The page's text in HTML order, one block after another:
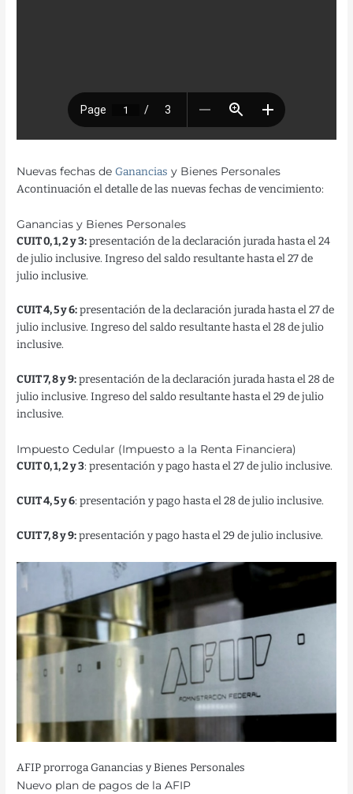
Nuevas fechas deGanancias y Bienes Personales
Acontinuación el detalle de las nuevas fechas de vencimiento:
Ganancias y Bienes Personales
CUIT 0, 1, 2 y 3:presentación de la declaración jurada hasta el 24
de julio inclusive. Ingreso del saldo resultante hasta el 27 de
julio inclusive.
CUIT 4, 5 y 6:presentación de la declaración jurada hasta el 27 de
julio inclusive. Ingreso del saldo resultante hasta el 28 de julio
inclusive.
CUIT 7, 8 y 9:presentación de la declaración jurada hasta el 28 de
julio inclusive. Ingreso del saldo resultante hasta el 29 de julio
inclusive.
Impuesto Cedular (Impuesto a la Renta Financiera)
CUIT 0, 1, 2 y 3: presentación y pago hasta el 27 de julio inclusive.
CUIT 4, 5 y 6: presentación y pago hasta el 28 de julio inclusive.
CUIT 7, 8 y 9:presentación y pago hasta el 29 de julio inclusive.
AFIP prorroga Ganancias y Bienes Personales
Nuevo plan de pagos de la AFIP